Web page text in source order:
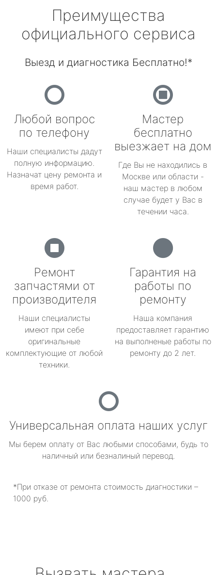
Преимущества
официального сервиса
Выезд и диагностика Бесплатно!*
Любой вопрос
по телефону
Наши специалисты дадут
полную информацию.
Назначат цену ремонта и
время работ.
Мастер
бесплатно
выезжает на дом
Где Вы не находились в
Москве или области -
наш мастер в любом
случае будет у Вас в
течении часа.
Ремонт
запчастями от
производителя
Наши специалисты
имеют при себе
оригинальные
комплектующие от любой
техники.
Гарантия на
работы по
ремонту
Наша компания
предоставляет гарантию
на выполненые работы по
ремонту до 2 лет.
Универсальная оплата наших услуг
Мы берем оплату от Вас любыми способами, будь то
наличный или безналиный перевод.
*При отказе от ремонта стоимость диагностики –
1000 руб.